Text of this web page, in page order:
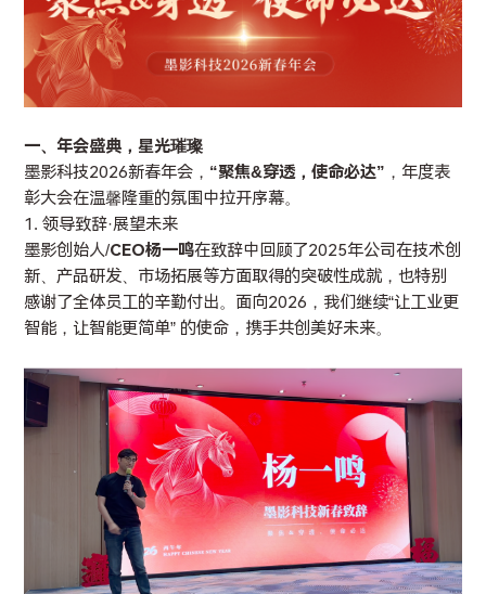
一、年会盛典，星光璀璨
墨影科技2026新春年会， “聚焦&穿透，使命必达” ，年度表
彰大会在温馨隆重的氛围中拉开序幕。
1. 领导致辞·展望未来
墨影创始人/CEO杨一鸣在致辞中回顾了2025年公司在技术创
新、产品研发、市场拓展等方面取得的突破性成就，也特别
感谢了全体员工的辛勤付出。面向2026，我们继续“让工业更
智能，让智能更简单” 的使命，携手共创美好未来。